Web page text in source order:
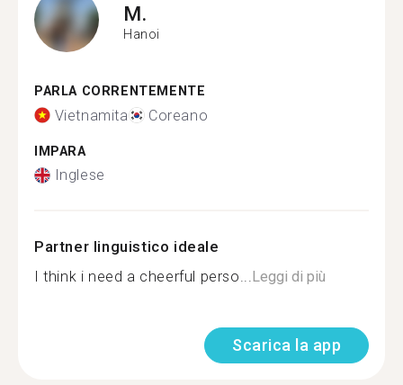
M.
Hanoi
PARLA CORRENTEMENTE
Vietnamita Coreano
IMPARA
Inglese
Partner linguistico ideale
I think i need a cheerful perso...Leggi di più
Scarica la app